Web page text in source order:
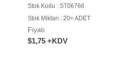
Stok Kodu : ST06766
Stok Miktarı : 20+ ADET
Fiyatı
$1,75 +KDV